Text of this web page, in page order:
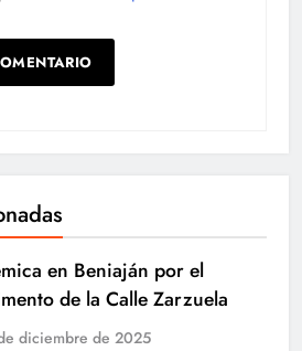
en Beniaján por el
de la Calle Zarzuela
diciembre de 2025